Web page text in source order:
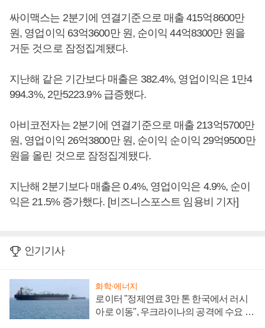
싸이맥스는 2분기에 연결기준으로 매출 415억8600만
원, 영업이익 63억3600만 원, 순이익 44억8300만 원을
거둔 것으로 잠정집계됐다.
지난해 같은 기간보다 매출은 382.4%, 영업이익은 1만4
994.3%, 2만5223.9% 급증했다.
아비코전자는 2분기에 연결기준으로 매출 213억5700만
원, 영업이익 26억3800만 원, 순이익 순이익 29억9500만
원을 올린 것으로 잠정집계됐다.
지난해 2분기보다 매출은 0.4%, 영업이익은 4.9%, 순이
익은 21.5% 증가했다. [비즈니스포스트 임용비 기자]
인기기사
화학·에너지
로이터 "정제연료 3만 톤 한국에서 러시
아로 이동", 우크라이나의 공격에 수요 늘